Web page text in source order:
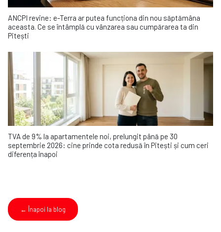
ANCPI revine: e-Terra ar putea funcționa din nou săptămâna
aceasta. Ce se întâmplă cu vânzarea sau cumpărarea ta din
Pitești
TVA de 9% la apartamentele noi, prelungit până pe 30
septembrie 2026: cine prinde cota redusă în Pitești și cum ceri
diferența înapoi
← Înapoi la blog